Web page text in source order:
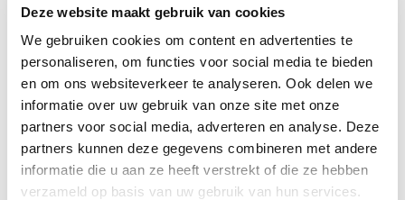
Deze website maakt gebruik van cookies
We gebruiken cookies om content en advertenties te
personaliseren, om functies voor social media te bieden
en om ons websiteverkeer te analyseren. Ook delen we
informatie over uw gebruik van onze site met onze
partners voor social media, adverteren en analyse. Deze
partners kunnen deze gegevens combineren met andere
informatie die u aan ze heeft verstrekt of die ze hebben
verzameld op basis van uw gebruik van hun services.
Voorbeeld:Heb je maat 39 en een kuitomvang van 45 cm?
Dan past kuitwijdteXLhet best bij jou.
Vul jePersonal Fit Codena het meten in op onze site en
shop de laarzen die bij je passen!